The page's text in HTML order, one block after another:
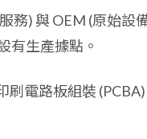
務) 與 OEM (原始設
有生產據點。
刷電路板組裝